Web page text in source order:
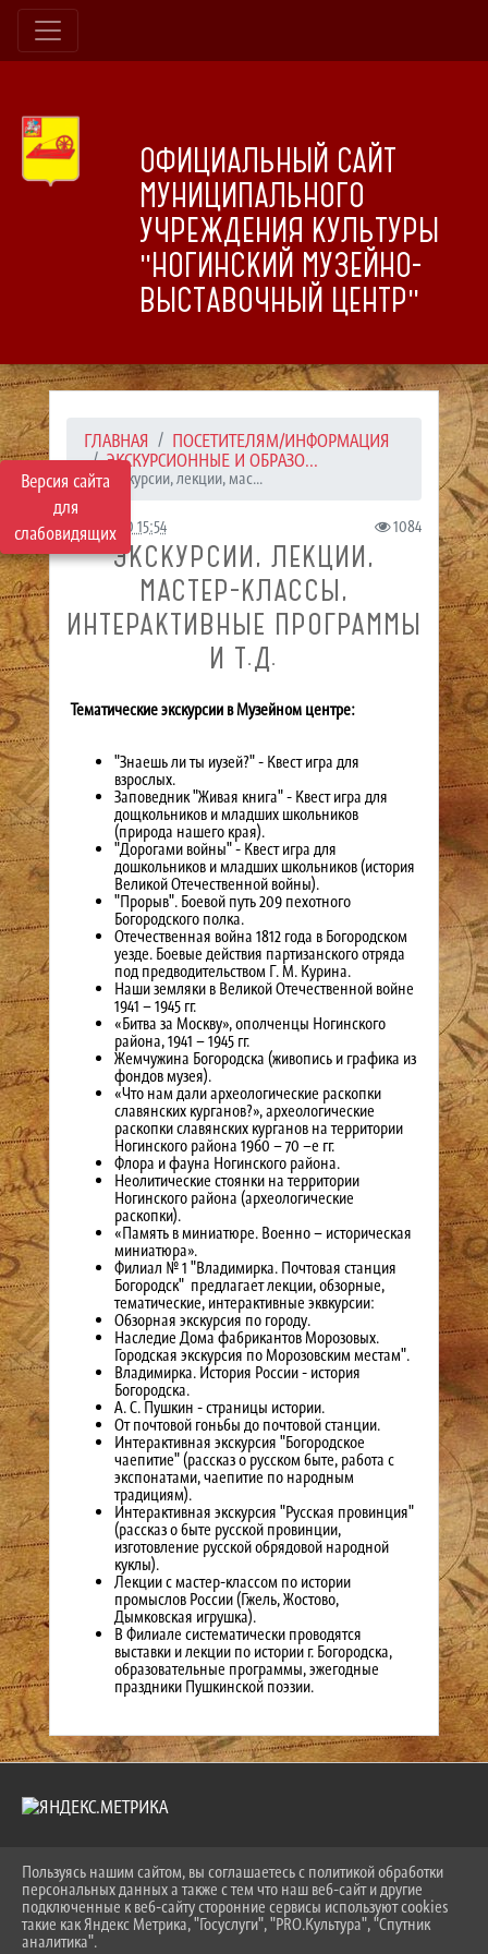
Версия сайта
для
слабовидящих
ОФИЦИАЛЬНЫЙ САЙТ
МУНИЦИПАЛЬНОГО
УЧРЕЖДЕНИЯ КУЛЬТУРЫ
"НОГИНСКИЙ МУЗЕЙНО-
ВЫСТАВОЧНЫЙ ЦЕНТР"
ГЛАВНАЯ
ПОСЕТИТЕЛЯМ/ИНФОРМАЦИЯ
ЭКСКУРСИОННЫЕ И ОБРАЗО...
Экскурсии, лекции, мас...
08.10.2020 15:54 1084
ЭКСКУРСИИ, ЛЕКЦИИ,
МАСТЕР-КЛАССЫ,
ИНТЕРАКТИВНЫЕ ПРОГРАММЫ
И Т.Д.
Тематические экскурсии в Музейном центре:
"Знаешь ли ты иузей?" - Квест игра для
взрослых.
Заповедник "Живая книга" - Квест игра для
дощкольников и младших школьников
(природа нашего края).
"Дорогами войны" - Квест игра для
дошкольников и младших школьников (история
Великой Отечественной войны).
"Прорыв". Боевой путь 209 пехотного
Богородского полка.
Отечественная война 1812 года в Богородском
уезде. Боевые действия партизанского отряда
под предводительством Г. М. Курина.
Наши земляки в Великой Отечественной войне
1941 – 1945 гг.
«Битва за Москву», ополченцы Ногинского
района, 1941 – 1945 гг.
Жемчужина Богородска (живопись и графика из
фондов музея).
«Что нам дали археологические раскопки
славянских курганов?», археологические
раскопки славянских курганов на территории
Ногинского района 1960 – 70 –е гг.
Флора и фауна Ногинского района.
Неолитические стоянки на территории
Ногинского района (археологические
раскопки).
«Память в миниатюре. Военно – историческая
миниатюра».
Филиал № 1 "Владимирка. Почтовая станция
Богородск" предлагает лекции, обзорные,
тематические, интерактивные эквкурсии:
Обзорная экскурсия по городу.
Наследие Дома фабрикантов Морозовых.
Городская экскурсия по Морозовским местам".
Владимирка. История России - история
Богородска.
А. С. Пушкин - страницы истории.
От почтовой гоньбы до почтовой станции.
Интерактивная экскурсия "Богородское
чаепитие" (рассказ о русском быте, работа с
экспонатами, чаепитие по народным
традициям).
Интерактивная экскурсия "Русская провинция"
(рассказ о быте русской провинции,
изготовление русской обрядовой народной
куклы).
Лекции с мастер-классом по истории
промыслов России (Гжель, Жостово,
Дымковская игрушка).
В Филиале систематически проводятся
выставки и лекции по истории г. Богородска,
образовательные программы, эжегодные
праздники Пушкинской поэзии.
2026 Г. NOGINSK-MUSEUM.RU
ВХОД
КАРТА САЙТА
ПОЛИТИКА ОБРАБОТКИ ПЕРСОНАЛЬНЫХ ДАННЫХ
Пользуясь нашим сайтом, вы соглашаетесь с политикой обработки
персональных данных а также с тем что наш веб-сайт и другие
подключенные к веб-сайту сторонние сервисы используют cookies
такие как Яндекс Метрика, "Госуслуги", "PRO.Культура", "Спутник
аналитика".